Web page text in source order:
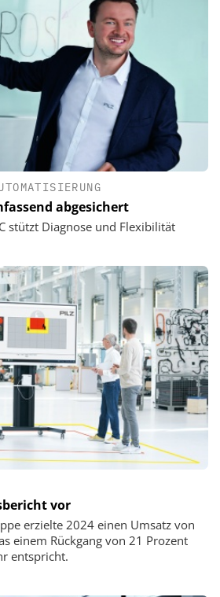
abgesichert
stützt Diagnose und Flexibilität
vor
erzielte 2024 einen Umsatz von
einem Rückgang von 21 Prozent
entspricht.